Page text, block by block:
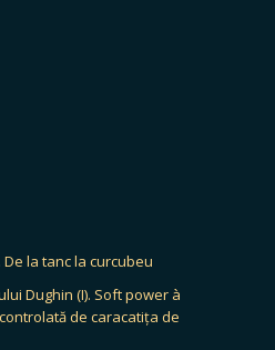
la tanc la curcubeu
Dughin (I). Soft power à
de caracatița de